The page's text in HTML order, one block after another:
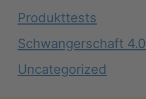
Produkttests
Schwangerschaft 4.0
Uncategorized